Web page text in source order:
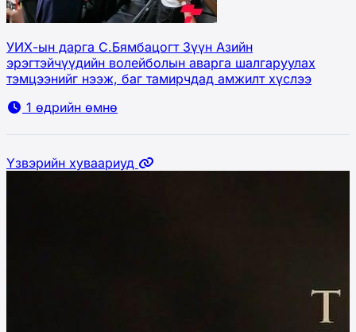
УИХ-ын дарга С.Бямбацогт Зүүн Азийн
эрэгтэйчүүдийн волейболын аварга шалгаруулах
тэмцээнийг нээж, баг тамирчдад амжилт хүслээ
1 өдрийн өмнө
Үзвэрийн хуваариуд